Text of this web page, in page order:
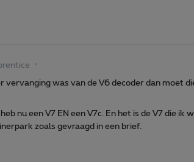
vervanging was van de V6 decoder dan moet
nu een V7 EN een V7c. En het is de V7 die ik
zoals gevraagd in een brief.